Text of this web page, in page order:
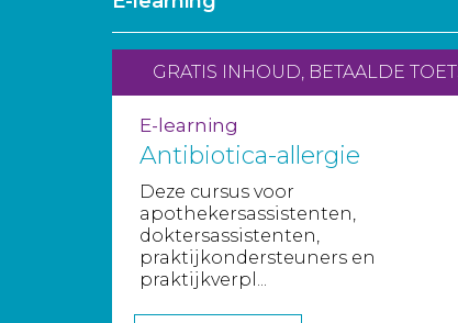
GRATIS INHOUD, BETAALDE
E-learning
Antibiotica-allergie
Deze cursus voor
apothekersassistenten,
doktersassistenten,
praktijkondersteuners en
praktijkverpl...